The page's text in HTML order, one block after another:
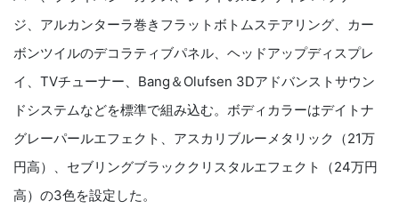
ジ、アルカンターラ巻きフラットボトムステアリング、カー
ボンツイルのデコラティブパネル、ヘッドアップディスプレ
イ、TVチューナー、Bang＆Olufsen 3Dアドバンストサウン
ドシステムなどを標準で組み込む。ボディカラーはデイトナ
グレーパールエフェクト、アスカリブルーメタリック（21万
円高）、セブリングブラッククリスタルエフェクト（24万円
高）の3色を設定した。